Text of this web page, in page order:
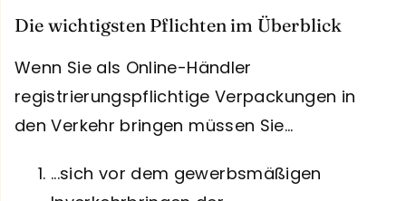
Die wichtigsten Pflichten im Überblick
Wenn Sie als Online-Händler
registrierungspflichtige Verpackungen in
den Verkehr bringen müssen Sie…
...sich vor dem gewerbsmäßigen